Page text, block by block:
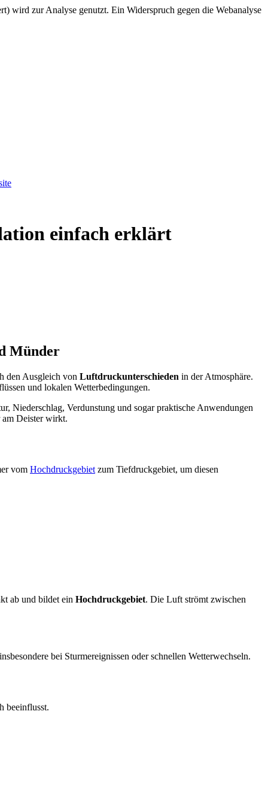
wird zur Analyse genutzt. Ein Widerspruch gegen die Webanalyse
einfach erklärt
Münder
den Ausgleich von Luftdruckunterschieden in der Atmosphäre.
und lokalen Wetterbedingungen.
Niederschlag, Verdunstung und sogar praktische Anwendungen
Deister wirkt.
vom Hochdruckgebiet zum Tiefdruckgebiet, um diesen
ab und bildet ein Hochdruckgebiet. Die Luft strömt zwischen
bei Sturmereignissen oder schnellen Wetterwechseln.
beeinflusst.